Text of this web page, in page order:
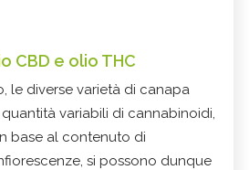
CBD e olio THC
le diverse varietà di canapa
variabili di cannabinoidi,
base al contenuto di
si possono dunque